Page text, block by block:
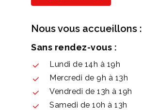
Nous vous accueillons :
Sans rendez-vous :
Lundi de 14h à 19h
Mercredi de 9h à 13h
Vendredi de 13h à 19h
Samedi de 10h à 13h